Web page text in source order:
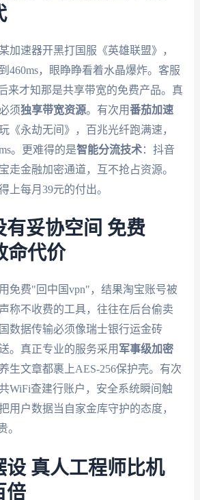
加速器开黑打国服《英雄联盟》，
460ms，眼睁睁看着水晶爆炸。客服
来才知那是共享带宽的免费产品。真
须独享带宽资源。有次用番茄加速
《永劫无间》，百兆光纤跑满速，
。更难得的是智能分流技术：抖音
走金融加密通道，互不抢占资源。
上每月39元的付出。
有妥协空间 免费
命代价
免费"回中国vpn"，结果淘宝账号被
称不收费的工具，往往在后台偷卖
数据传输必须像瑞士银行运金砖
真正专业的服务采用 军事级加密
生文章都裹上AES-256保护壳。有次
WiFi查建行账户，安全系统瞬间触
用户数据当自家金库守护的态度，
。
设 真人工程师比机
倍